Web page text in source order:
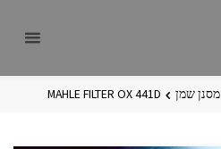
מסנן שמן MAHLE FILTER OX 441D